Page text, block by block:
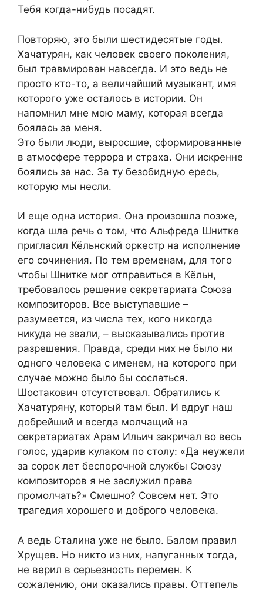
Тебя когда-нибудь посадят.
Повторяю, это были шестидесятые годы.
Хачатурян, как человек своего поколения,
был травмирован навсегда. И это ведь не
просто кто-то, а величайший музыкант, имя
которого уже осталось в истории. Он
напомнил мне мою маму, которая всегда
боялась за меня.
Это были люди, выросшие, сформированные
в атмосфере террора и страха. Они искренне
боялись за нас. За ту безобидную ересь,
которую мы несли.
И еще одна история. Она произошла позже,
когда шла речь о том, что Альфреда Шнитке
пригласил Кёльнский оркестр на исполнение
его сочинения. По тем временам, для того
чтобы Шнитке мог отправиться в Кёльн,
требовалось решение секретариата Союза
композиторов. Все выступавшие –
разумеется, из числа тех, кого никогда
никуда не звали, – высказывались против
разрешения. Правда, среди них не было ни
одного человека с именем, на которого при
случае можно было бы сослаться.
Шостакович отсутствовал. Обратились к
Хачатуряну, который там был. И вдруг наш
добрейший и всегда молчащий на
секретариатах Арам Ильич закричал во весь
голос, ударив кулаком по столу: «Да неужели
за сорок лет беспорочной службы Союзу
композиторов я не заслужил права
промолчать?» Смешно? Совсем нет. Это
трагедия хорошего и доброго человека.
А ведь Сталина уже не было. Балом правил
Хрущев. Но никто из них, напуганных тогда,
не верил в серьезность перемен. К
сожалению, они оказались правы. Оттепель